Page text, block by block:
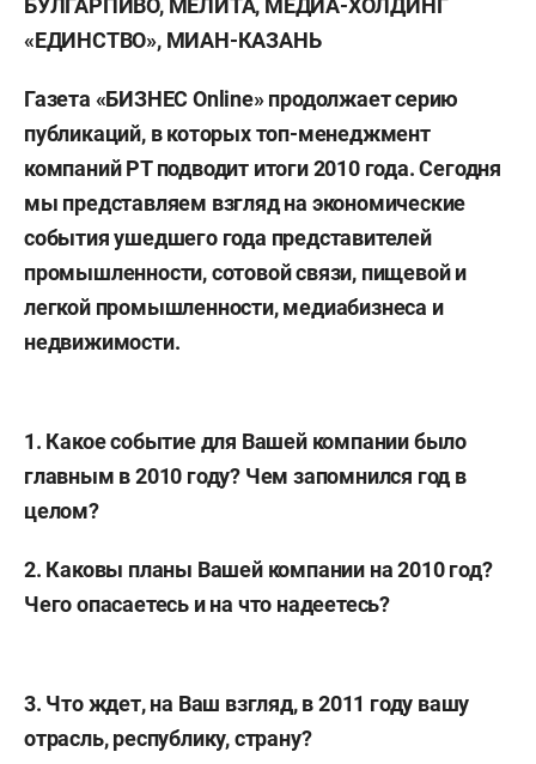
БУЛГАРПИВО, МЕЛИТА, МЕДИА-ХОЛДИНГ
«ЕДИНСТВО», МИАН-КАЗАНЬ
Газета «БИЗНЕС Online» продолжает серию
публикаций, в которых топ-менеджмент
компаний РТ подводит итоги 2010 года. Сегодня
мы представляем взгляд на экономические
события ушедшего года представителей
промышленности, сотовой связи, пищевой и
легкой промышленности, медиабизнеса и
недвижимости.
1. Какое событие для Вашей компании было
главным в 2010 году? Чем запомнился год в
целом?
2. Каковы планы Вашей компании на 2010 год?
Чего опасаетесь и на что надеетесь?
3. Что ждет, на Ваш взгляд, в 2011 году вашу
отрасль, республику, страну?